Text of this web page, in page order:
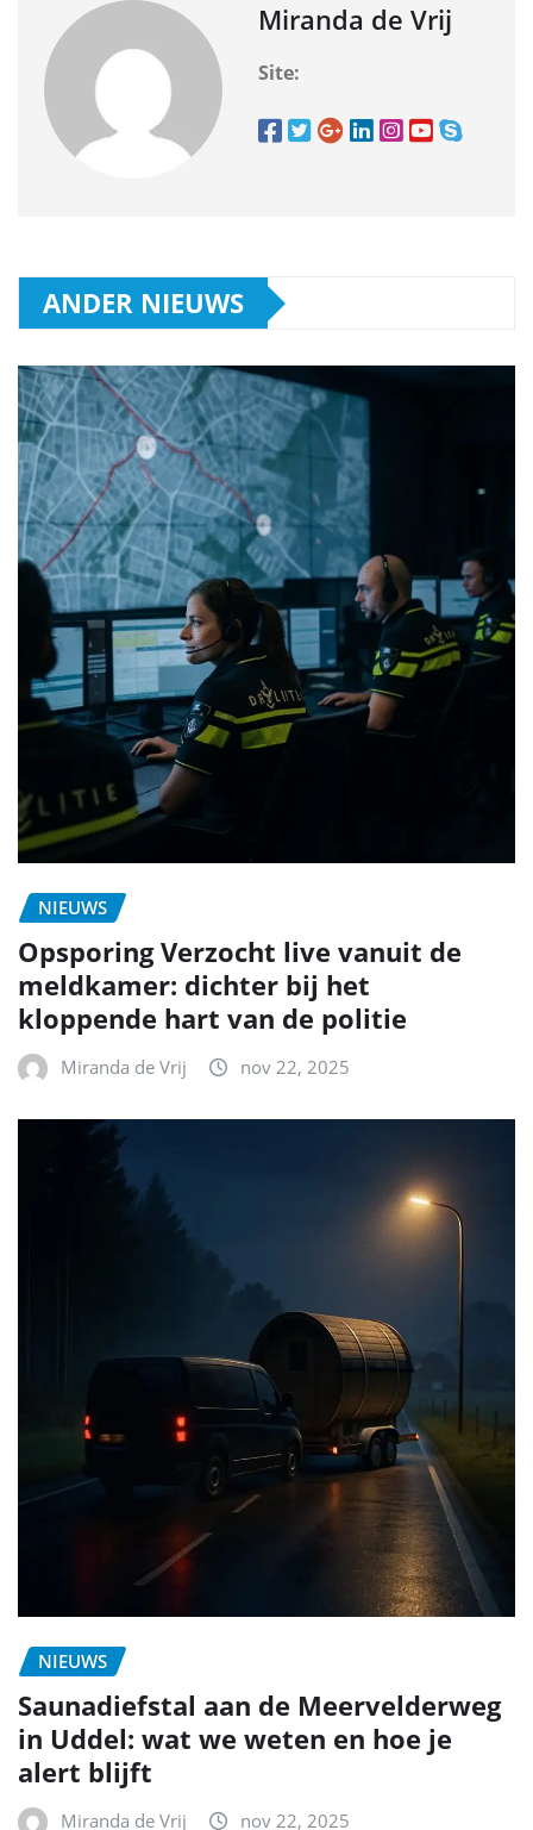
Miranda de Vrij
Site:
ANDER NIEUWS
NIEUWS
Opsporing Verzocht live vanuit de
meldkamer: dichter bij het
kloppende hart van de politie
Miranda de Vrij nov 22, 2025
NIEUWS
Saunadiefstal aan de Meervelderweg
in Uddel: wat we weten en hoe je
alert blijft
Miranda de Vrij nov 22, 2025